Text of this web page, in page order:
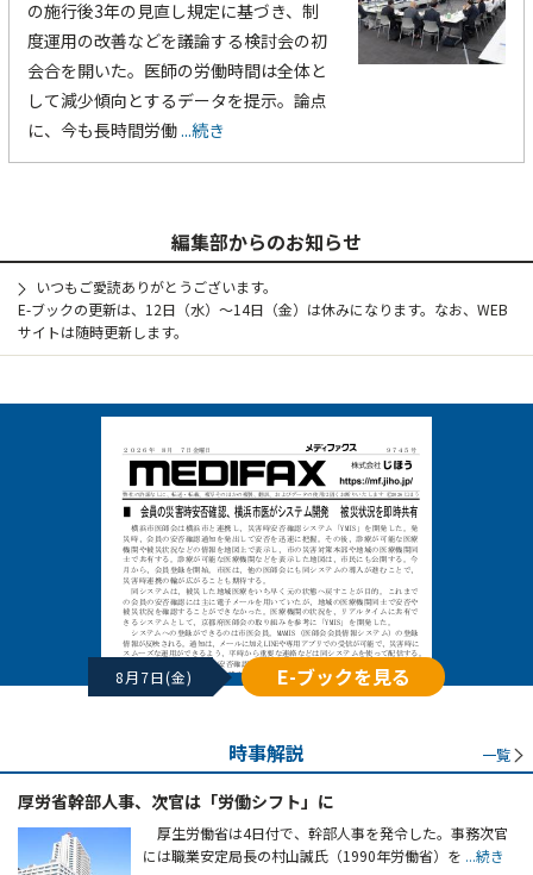
の施行後3年の見直し規定に基づき、制
度運用の改善などを議論する検討会の初
会合を開いた。医師の労働時間は全体と
して減少傾向とするデータを提示。論点
に、今も長時間労働...続き
編集部からのお知らせ
いつもご愛読ありがとうございます。
E-ブックの更新は、12日（水）～14日（金）は休みになります。なお、WEB
サイトは随時更新します。
8月7日(金) E-ブックを見る
時事解説 一覧
厚労省幹部人事、次官は「労働シフト」に
厚生労働省は4日付で、幹部人事を発令した。事務次官
には職業安定局長の村山誠氏（1990年労働省）を ...続き